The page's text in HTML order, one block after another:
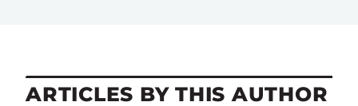
ARTICLES BY THIS AUTHOR